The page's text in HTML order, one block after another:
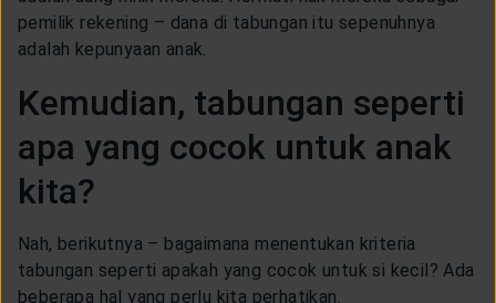
pemilik rekening – dana di tabungan itu sepenuhnya
adalah kepunyaan anak.
Kemudian, tabungan seperti
apa yang cocok untuk anak
kita?
Nah, berikutnya – bagaimana menentukan kriteria
tabungan seperti apakah yang cocok untuk si kecil? Ada
beberapa hal yang perlu kita perhatikan.